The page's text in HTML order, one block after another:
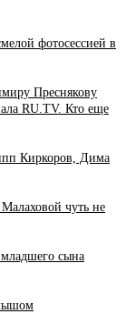
фотосессией в
Преснякову
RU.TV. Кто еще
Киркоров, Дима
чуть не
сына